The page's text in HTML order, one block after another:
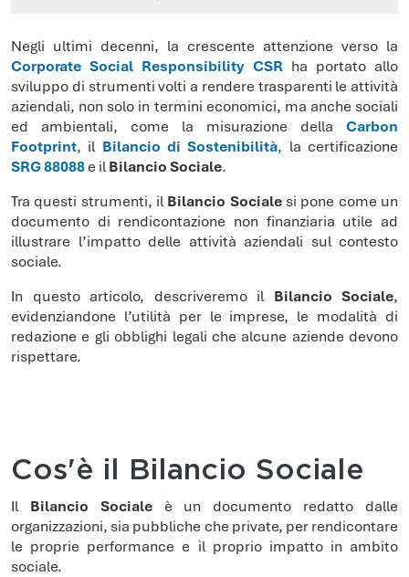
Negli ultimi decenni, la crescente attenzione verso la
Corporate Social Responsibility CSRha portato allo
sviluppo di strumenti volti a rendere trasparenti le attività
aziendali, non solo in termini economici, ma anche sociali
ed ambientali, come la misurazione della Carbon
Footprint, il Bilancio di Sostenibilità, la certificazione
SRG 88088e ilBilancio Sociale.
Tra questi strumenti, ilBilancio Socialesi pone come un
documento di rendicontazione non finanziaria utile ad
illustrare l’impatto delle attività aziendali sul contesto
sociale.
In questo articolo, descriveremo il Bilancio Sociale,
evidenziandone l’utilità per le imprese, le modalità di
redazione e gli obblighi legali che alcune aziende devono
rispettare.
Cos'è il Bilancio Sociale
Il Bilancio Socialeè un documento redatto dalle
organizzazioni, sia pubbliche che private, per rendicontare
le proprie performance e il proprio impatto in ambito
sociale.